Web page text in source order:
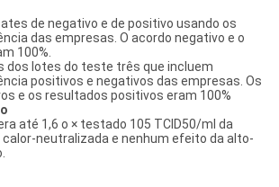
de negativo e de positivo usando os
das empresas. O acordo negativo e o
100%.
dos lotes do teste três que incluem
positivos e negativos das empresas. Os
e os resultados positivos eram 100%
até 1,6 o × testado 105 TCID50/ml da
calor-neutralizada e nenhum efeito da alto-